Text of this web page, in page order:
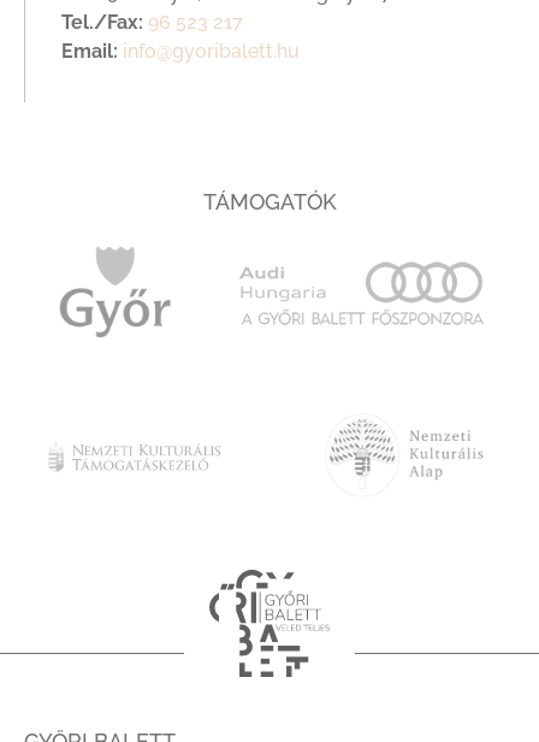
Tel./Fax: 96 523 217
Email: info@gyoribalett.hu
TÁMOGATÓK